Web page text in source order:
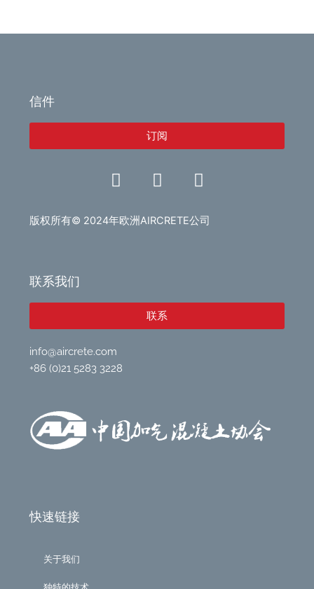
信件
订阅
L
i
k
V
i
e
E
n
e
版权所有© 2024年欧洲AIRCRETE公司
联系我们
联系
info@aircrete.com
+86 (0)21 5283 3228
快速链接
关于我们
独特的技术